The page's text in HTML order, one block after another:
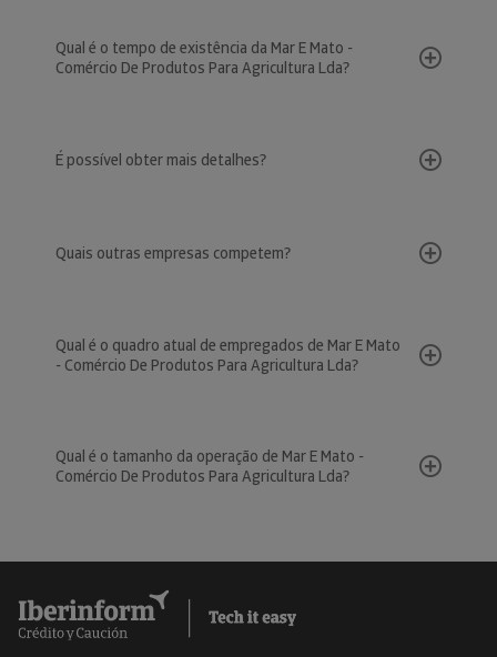
Qual é o tempo de existência da Mar E Mato -
Comércio De Produtos Para Agricultura Lda?
É possível obter mais detalhes?
Quais outras empresas competem?
Qual é o quadro atual de empregados de Mar E Mato
- Comércio De Produtos Para Agricultura Lda?
Qual é o tamanho da operação de Mar E Mato -
Comércio De Produtos Para Agricultura Lda?